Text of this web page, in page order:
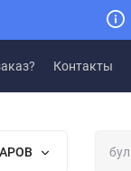
Контакты